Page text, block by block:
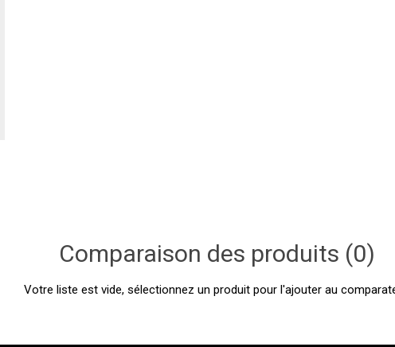
Comparaison des produits (0)
Votre liste est vide, sélectionnez un produit pour l'ajouter au